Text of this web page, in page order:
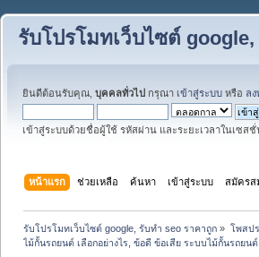
รับโปรโมทเว็บไซต์
ยินดีต้อนรับคุณ, บุคคลทั่วไป กรุณา เข้าสู่ระบบ หรือ ล
เข้าสู่ระบบด้วยชื่อผู้ใช้ รหัสผ่าน และระยะเวลาในเซส
หน้าแรก ช่วยเหลือ ค้นหา เข้าสู่ระบบ สมัครส
รับโปรโมทเว็บไซต์ google, รับทำ seo ราคาถูก » โพสป
ไม้กั้นรถยนต์ เลือกอย่างไร, ข้อดี ข้อเสีย ระบบไม้กั้นรถยน